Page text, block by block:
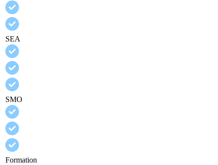
SEA
SMO
Formation